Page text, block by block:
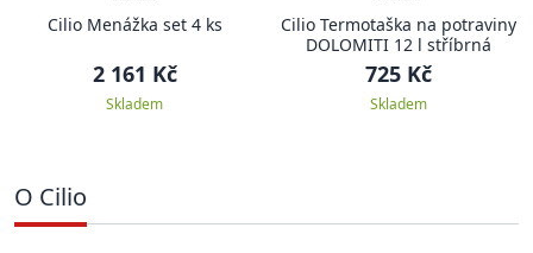
Cilio Menážka set 4 ks
2 161 Kč
Skladem
Cilio Termotaška na potraviny
DOLOMITI 12 l stříbrná
725 Kč
Skladem
O Cilio